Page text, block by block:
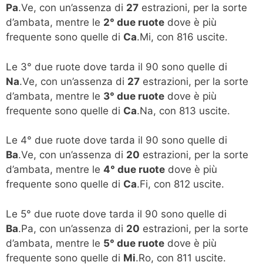
Pa.Ve, con un’assenza di 27 estrazioni, per la sorte
d’ambata, mentre le 2° due ruote dove è più
frequente sono quelle di Ca.Mi, con 816 uscite.
Le 3° due ruote dove tarda il 90 sono quelle di
Na.Ve, con un’assenza di 27 estrazioni, per la sorte
d’ambata, mentre le 3° due ruote dove è più
frequente sono quelle di Ca.Na, con 813 uscite.
Le 4° due ruote dove tarda il 90 sono quelle di
Ba.Ve, con un’assenza di 20 estrazioni, per la sorte
d’ambata, mentre le 4° due ruote dove è più
frequente sono quelle di Ca.Fi, con 812 uscite.
Le 5° due ruote dove tarda il 90 sono quelle di
Ba.Pa, con un’assenza di 20 estrazioni, per la sorte
d’ambata, mentre le 5° due ruote dove è più
frequente sono quelle di Mi.Ro, con 811 uscite.